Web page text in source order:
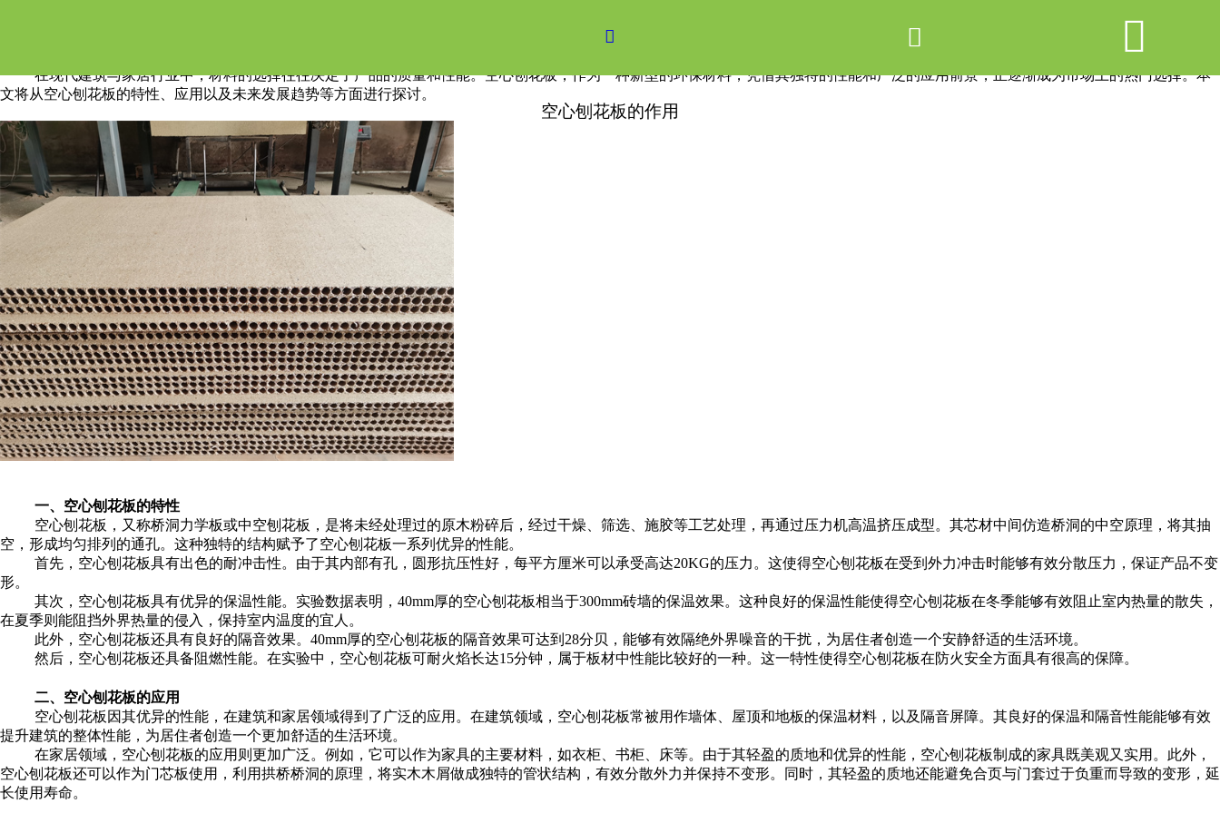
网站首页

空心刨花板的作用
 
在现代建筑与家居行业中，材料的选择往往决定了产品的质量和性能。空心刨花板，作为一种新型的环保材料，凭借其独特的性能和广泛的应用前景，正逐渐成为市场上的热门选择。本
文将从空心刨花板的特性、应用以及未来发展趋势等方面进行探讨。
一、空心刨花板的特性
空心刨花板，又称桥洞力学板或中空刨花板，是将未经处理过的原木粉碎后，经过干燥、筛选、施胶等工艺处理，再通过压力机高温挤压成型。其芯材中间仿造桥洞的中空原理，将其抽
空，形成均匀排列的通孔。这种独特的结构赋予了空心刨花板一系列优异的性能。
首先，空心刨花板具有出色的耐冲击性。由于其内部有孔，圆形抗压性好，每平方厘米可以承受高达20KG的压力。这使得空心刨花板在受到外力冲击时能够有效分散压力，保证产品不变
形。
其次，空心刨花板具有优异的保温性能。实验数据表明，40mm厚的空心刨花板相当于300mm砖墙的保温效果。这种良好的保温性能使得空心刨花板在冬季能够有效阻止室内热量的散失，
在夏季则能阻挡外界热量的侵入，保持室内温度的宜人。
此外，空心刨花板还具有良好的隔音效果。40mm厚的空心刨花板的隔音效果可达到28分贝，能够有效隔绝外界噪音的干扰，为居住者创造一个安静舒适的生活环境。
然后，空心刨花板还具备阻燃性能。在实验中，空心刨花板可耐火焰长达15分钟，属于板材中性能比较好的一种。这一特性使得空心刨花板在防火安全方面具有很高的保障。
二、空心刨花板的应用
空心刨花板因其优异的性能，在建筑和家居领域得到了广泛的应用。在建筑领域，空心刨花板常被用作墙体、屋顶和地板的保温材料，以及隔音屏障。其良好的保温和隔音性能能够有效
提升建筑的整体性能，为居住者创造一个更加舒适的生活环境。
在家居领域，空心刨花板的应用则更加广泛。例如，它可以作为家具的主要材料，如衣柜、书柜、床等。由于其轻盈的质地和优异的性能，空心刨花板制成的家具既美观又实用。此外，
空心刨花板还可以作为门芯板使用，利用拱桥桥洞的原理，将实木木屑做成独特的管状结构，有效分散外力并保持不变形。同时，其轻盈的质地还能避免合页与门套过于负重而导致的变形，延
长使用寿命。